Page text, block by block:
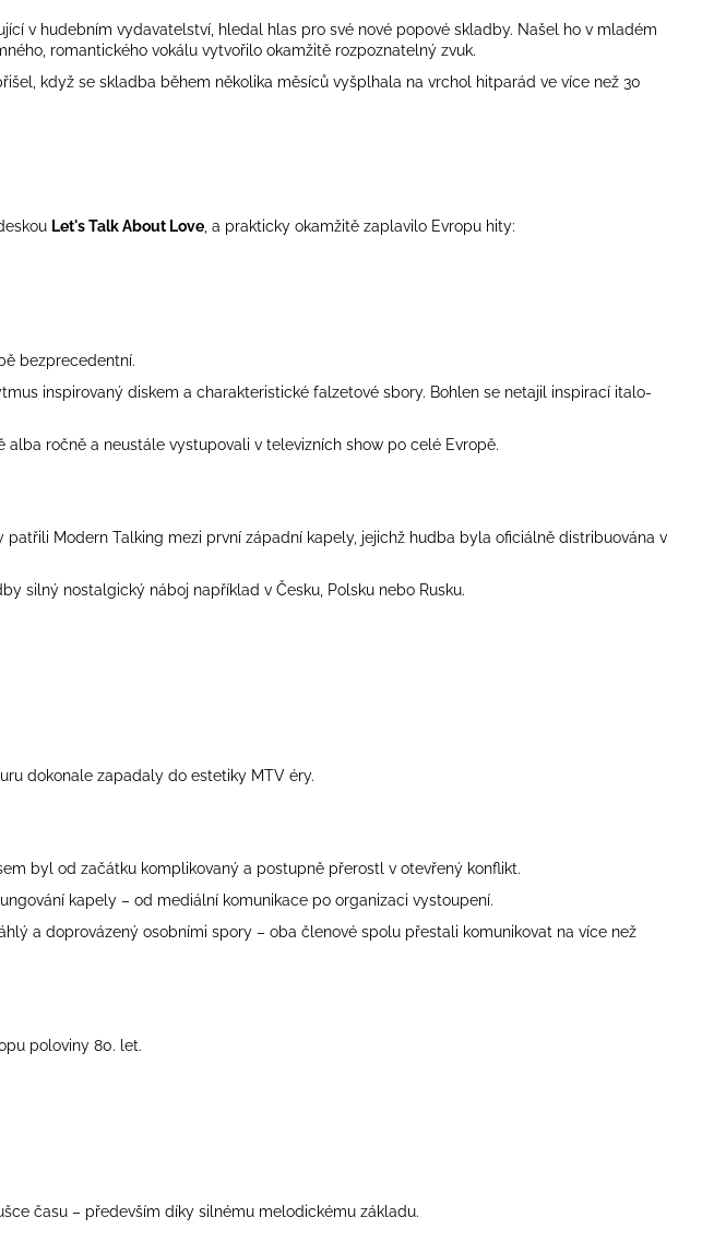
v hudebním vydavatelství, hledal hlas pro své nové popové skladby. Našel ho v mladém
romantického vokálu vytvořilo okamžitě rozpoznatelný zvuk.
když se skladba během několika měsíců vyšplhala na vrchol hitparád ve více než 30
Let's Talk About Love, a prakticky okamžitě zaplavilo Evropu hity:
bezprecedentní.
inspirovaný diskem a charakteristické falzetové sbory. Bohlen se netajil inspirací italo-
alba ročně a neustále vystupovali v televizních show po celé Evropě.
Modern Talking mezi první západní kapely, jejichž hudba byla oficiálně distribuována v
silný nostalgický náboj například v Česku, Polsku nebo Rusku.
dokonale zapadaly do estetiky MTV éry.
byl od začátku komplikovaný a postupně přerostl v otevřený konflikt.
kapely – od mediální komunikace po organizaci vystoupení.
a doprovázený osobními spory – oba členové spolu přestali komunikovat na více než
poloviny 80. let.
času – především díky silnému melodickému základu.